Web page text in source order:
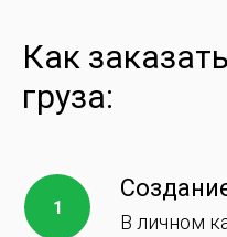
Как
груза:
В личном